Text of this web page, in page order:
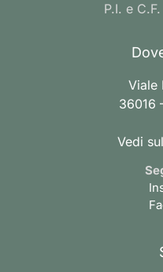
P.I. e
Viale
36016
Vedi